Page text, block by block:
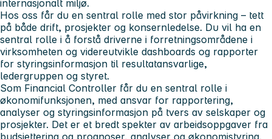
internasjonalt miljø.
Hos oss får du en sentral rolle med stor påvirkning – tett
på både drift, prosjekter og konsernledelse. Du vil ha en
sentral rolle i å forstå driverne i forretningsområdene i
virksomheten og videreutvikle dashboards og rapporter
for styringsinformasjon til resultatansvarlige,
ledergruppen og styret.
Som Financial Controller får du en sentral rolle i
økonomifunksjonen, med ansvar for rapportering,
analyser og styringsinformasjon på tvers av selskaper og
prosjekter. Det er et bredt spekter av arbeidsoppgaver fra
budsjettering og prognoser, analyser og økonomistyring.